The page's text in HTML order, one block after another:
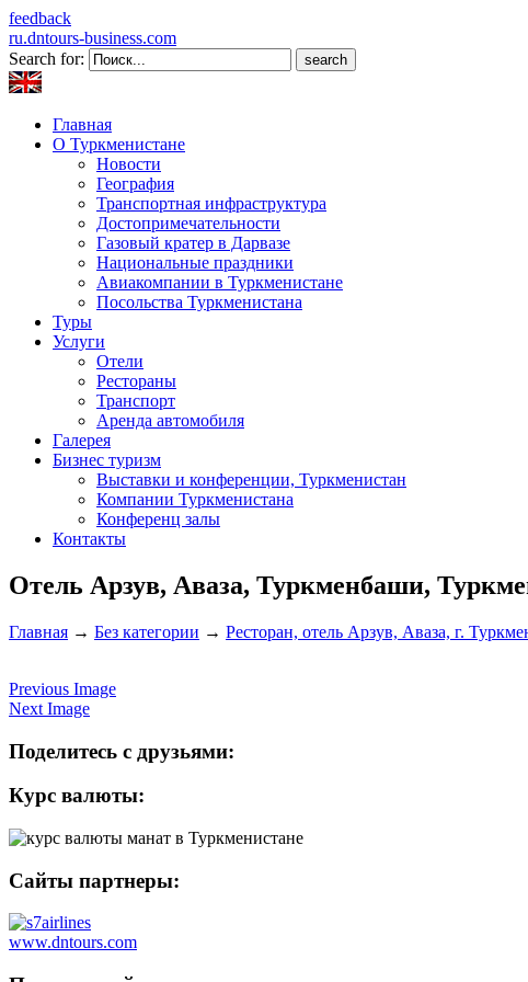
feedback
ru.dntours-business.com
Search for:
Главная
О Туркменистане
Новости
География
Транспортная инфраструктура
Достопримечательности
Газовый кратер в Дарвазе
Национальные праздники
Авиакомпании в Туркменистане
Посольства Туркменистана
Туры
Услуги
Отели
Рестораны
Транспорт
Аренда автомобиля
Галерея
Бизнес туризм
Выставки и конференции, Туркменистан
Компании Туркменистана
Конференц залы
Контакты
Отель Арзув, Аваза, Туркменбаши,
Главная → Без категории → Ресторан, отель Арзув, Аваза, г.
Previous Image
Next Image
Поделитесь с друзьями:
Курс валюты:
Сайты партнеры:
www.dntours.com